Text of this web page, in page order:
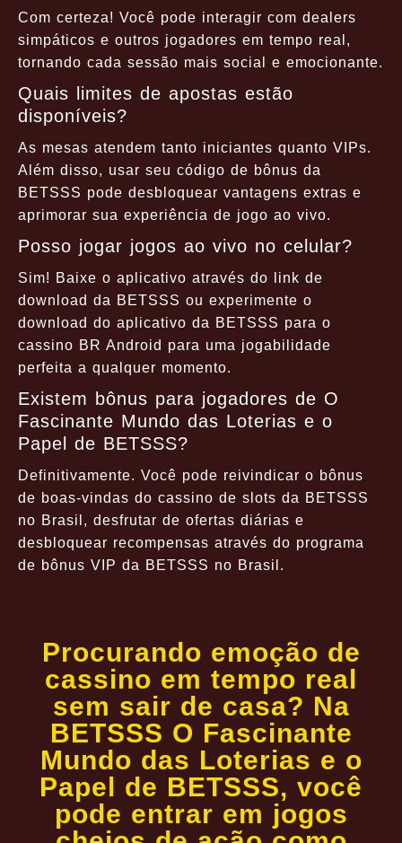
Com certeza! Você pode interagir com dealers
simpáticos e outros jogadores em tempo real,
tornando cada sessão mais social e emocionante.
Quais limites de apostas estão
disponíveis?
As mesas atendem tanto iniciantes quanto VIPs.
Além disso, usar seu código de bônus da
BETSSS pode desbloquear vantagens extras e
aprimorar sua experiência de jogo ao vivo.
Posso jogar jogos ao vivo no celular?
Sim! Baixe o aplicativo através do link de
download da BETSSS ou experimente o
download do aplicativo da BETSSS para o
cassino BR Android para uma jogabilidade
perfeita a qualquer momento.
Existem bônus para jogadores de O
Fascinante Mundo das Loterias e o
Papel de BETSSS?
Definitivamente. Você pode reivindicar o bônus
de boas-vindas do cassino de slots da BETSSS
no Brasil, desfrutar de ofertas diárias e
desbloquear recompensas através do programa
de bônus VIP da BETSSS no Brasil.
Procurando emoção de
cassino em tempo real
sem sair de casa? Na
BETSSS O Fascinante
Mundo das Loterias e o
Papel de BETSSS, você
pode entrar em jogos